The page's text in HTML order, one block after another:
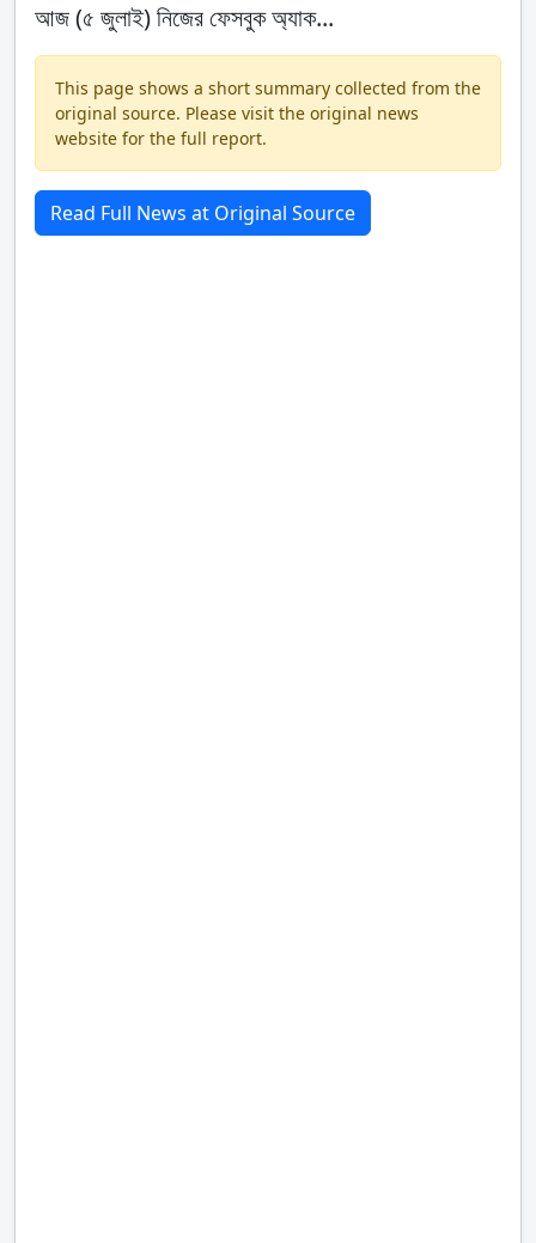
আজ (৫ জুলাই) নিজের ফেসবুক অ্যাক...
This page shows a short summary collected from the
original source. Please visit the original news
website for the full report.
Read Full News at Original Source